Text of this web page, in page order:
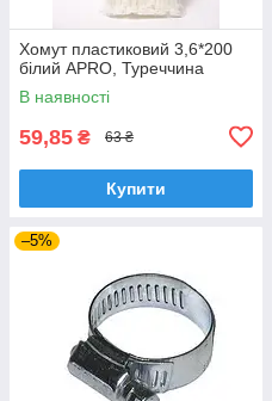
Хомут пластиковий 3,6*200
білий APRO, Туреччина
В наявності
59,85 ₴ 63 ₴
Купити
–5%